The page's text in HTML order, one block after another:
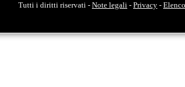
Tutti i diritti riservati - Note legali - Privacy -